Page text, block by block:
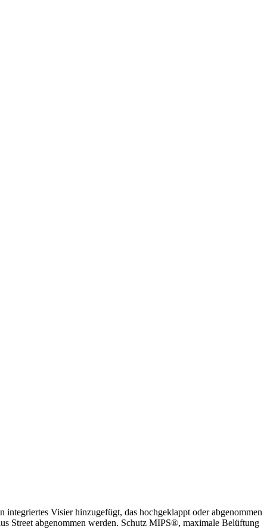
Visier hinzugefügt, das hochgeklappt oder abgenommen
Street abgenommen werden. Schutz MIPS®️, maximale Belüftung